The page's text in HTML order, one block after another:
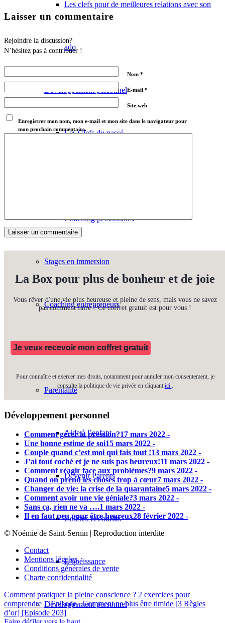
Les clefs pour de meilleures relations avec son
ado
Développement personnel
Les Clefs du passé
Coaching personnalisé
Stages en immersion
Coaching entrepreneurs
Articles
Parentalité
Aide à l’enfant
Devenir Parents
Colères et conflits
L’obéissance
Développement personnel
Laisser un commentaire
Rejoindre la discussion?
N’hésitez pas à contribuer !
Nom *
E-mail *
Site web
Enregistrer mon nom, mon e-mail et mon site dans le navigateur pour
mon prochain commentaire.
La Box pour plus de bonheur et de joie
Vous rêver d'une vie plus heureuse et pleine de sens, mais vous ne savez
pas comment faire ? Ce coffret gratuit est pour vous !
Je veux recevoir mon coffret gratuit
Pour connaître et exercer mes droits, notamment pour annuler mon consentement, je
consulte la politique de vie privée en cliquant ici..
Développement personnel
Comment gérer la pression?17 mars 2022 -
Une bonne estime de soi15 mars 2022 -
Couple quand c’est moi qui fais tout !13 mars 2022 -
J’ai tout coché et je ne suis pas heureux!11 mars 2022 -
Comment réagir face aux problèmes?9 mars 2022 -
Quand on prend les choses trop à cœur7 mars 2022 -
Changer de vie: la crise de la quarantaine5 mars 2022 -
Comment avoir une vie géniale?3 mars 2022 -
Sans ça, rien ne va ….1 mars 2022 -
Il en faut peu pour être heureux28 février 2022 -
© Noémie de Saint-Sernin | Reproduction interdite
Contact
Mentions légales
Conditions générales de vente
Charte confidentialité
Comment pratiquer la pleine conscience ? 2 exercices pour
comprendre ! [Episode...Comment ne plus être timide [3 Règles
d’or] [Episode 203]